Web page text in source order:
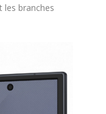
les branches